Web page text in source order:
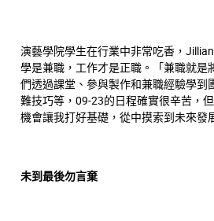
演藝學院學生在行業中非常吃香，
學是兼職，工作才是正職。「兼職就是
們透過課堂、參與製作和兼職經驗學到
難技巧等，09-23的日程確實很辛苦，
機會讓我打好基礎，從中摸索到未來發
未到最後勿言棄